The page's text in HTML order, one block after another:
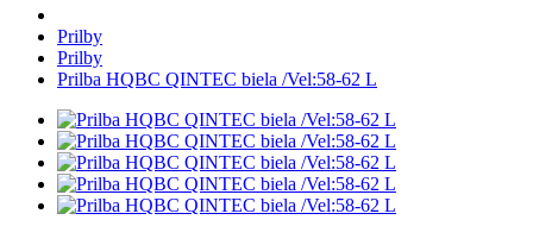
Prilby
Prilby
Prilba HQBC QINTEC biela /Vel:58-62 L